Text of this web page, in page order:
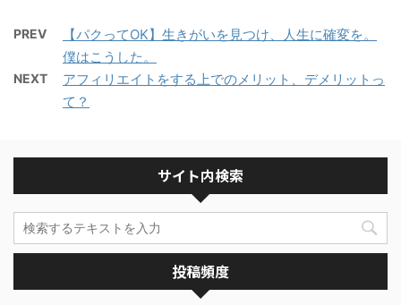
PREV
【パクってOK】生きがいを見つけ、人生に確変を。
僕はこうした。
NEXT
アフィリエイトをする上でのメリット、デメリットっ
て？
サイト内検索
投稿頻度